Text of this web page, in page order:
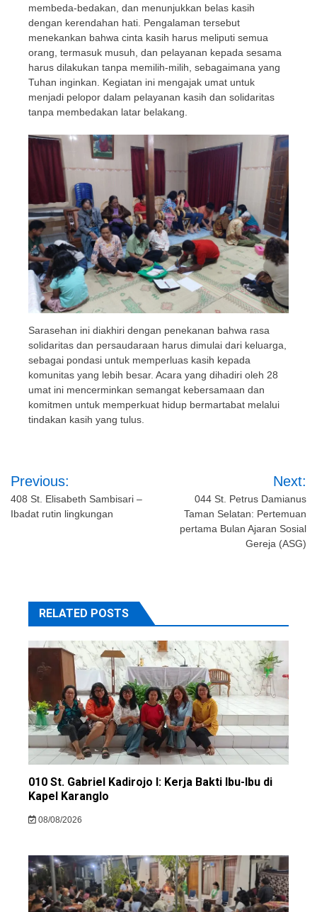
membeda-bedakan, dan menunjukkan belas kasih
dengan kerendahan hati. Pengalaman tersebut
menekankan bahwa cinta kasih harus meliputi semua
orang, termasuk musuh, dan pelayanan kepada sesama
harus dilakukan tanpa memilih-milih, sebagaimana yang
Tuhan inginkan. Kegiatan ini mengajak umat untuk
menjadi pelopor dalam pelayanan kasih dan solidaritas
tanpa membedakan latar belakang.
Sarasehan ini diakhiri dengan penekanan bahwa rasa
solidaritas dan persaudaraan harus dimulai dari keluarga,
sebagai pondasi untuk memperluas kasih kepada
komunitas yang lebih besar. Acara yang dihadiri oleh 28
umat ini mencerminkan semangat kebersamaan dan
komitmen untuk memperkuat hidup bermartabat melalui
tindakan kasih yang tulus.
Post
navigation
Previous:
408 St. Elisabeth Sambisari –
Ibadat rutin lingkungan
Next:
044 St. Petrus Damianus
Taman Selatan: Pertemuan
pertama Bulan Ajaran Sosial
Gereja (ASG)
RELATED POSTS
010 St. Gabriel Kadirojo I: Kerja Bakti Ibu-Ibu di
Kapel Karanglo
08/08/2026